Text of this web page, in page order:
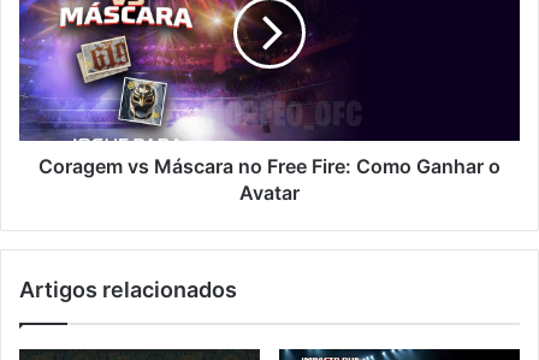
no
Free
Fire:
Como
Ganhar
o
Avatar
Coragem vs Máscara no Free Fire: Como Ganhar o
Avatar
Artigos relacionados